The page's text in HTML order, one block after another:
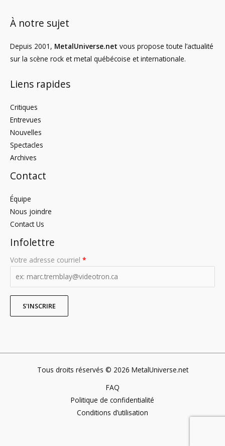
À notre sujet
Depuis 2001, MetalUniverse.net vous propose toute l’actualité
sur la scène rock et metal québécoise et internationale.
Liens rapides
Critiques
Entrevues
Nouvelles
Spectacles
Archives
Contact
Équipe
Nous joindre
Contact Us
Infolettre
Votre adresse courriel *
Tous droits réservés © 2026 MetalUniverse.net
FAQ
Politique de confidentialité
Conditions d’utilisation